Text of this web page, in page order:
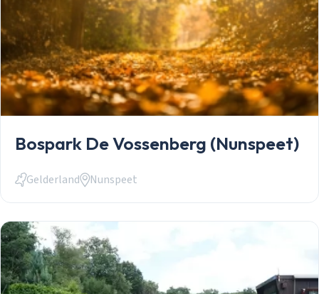
Bospark De Vossenberg (Nunspeet)
Gelderland Nunspeet
Inloggen
Account aanmaken